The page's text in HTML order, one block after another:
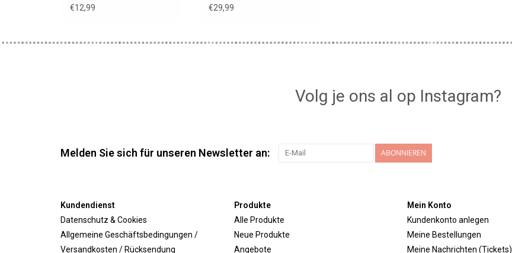
€12,99
€29,99
Volg je ons al op Instagram?
Melden Sie sich für unseren Newsletter an: ABONNIEREN
Kundendienst
Datenschutz & Cookies
Allgemeine Geschäftsbedingungen /
Versandkosten / Rücksendung
Produkte
Alle Produkte
Neue Produkte
Angebote
Mein Konto
Kundenkonto anlegen
Meine Bestellungen
Meine Nachrichten (Tickets)